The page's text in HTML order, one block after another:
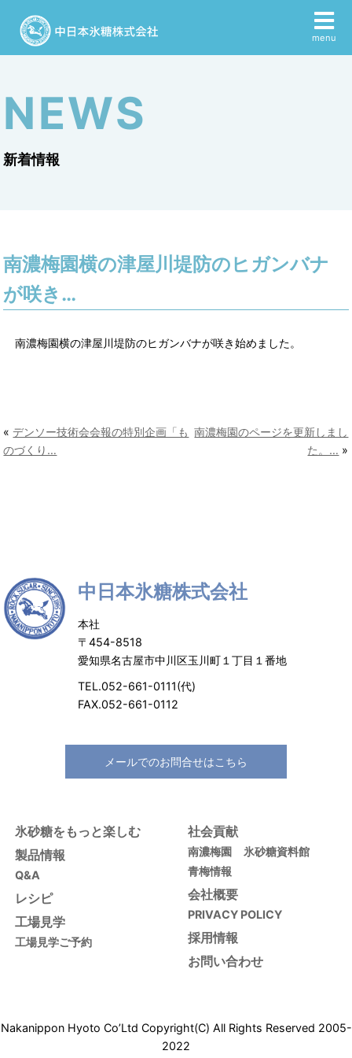
menu
NEWS
新着情報
南濃梅園横の津屋川堤防のヒガンバナ
が咲き…
南濃梅園横の津屋川堤防のヒガンバナが咲き始めました。
«デンソー技術会会報の特別企画「も
のづくり…
南濃梅園のページを更新しまし
た。… »
中日本氷糖株式会社
本社
〒454-8518
愛知県名古屋市中川区玉川町１丁目１番地
TEL.052-661-0111(代)
FAX.052-661-0112
メールでのお問合せはこちら
氷砂糖をもっと楽しむ
製品情報
Q&A
レシピ
工場見学
工場見学ご予約
社会貢献
南濃梅園
氷砂糖資料館
青梅情報
会社概要
PRIVACY POLICY
採用情報
お問い合わせ
Nakanippon Hyoto Co’Ltd Copyright(C) All Rights Reserved 2005-
2022